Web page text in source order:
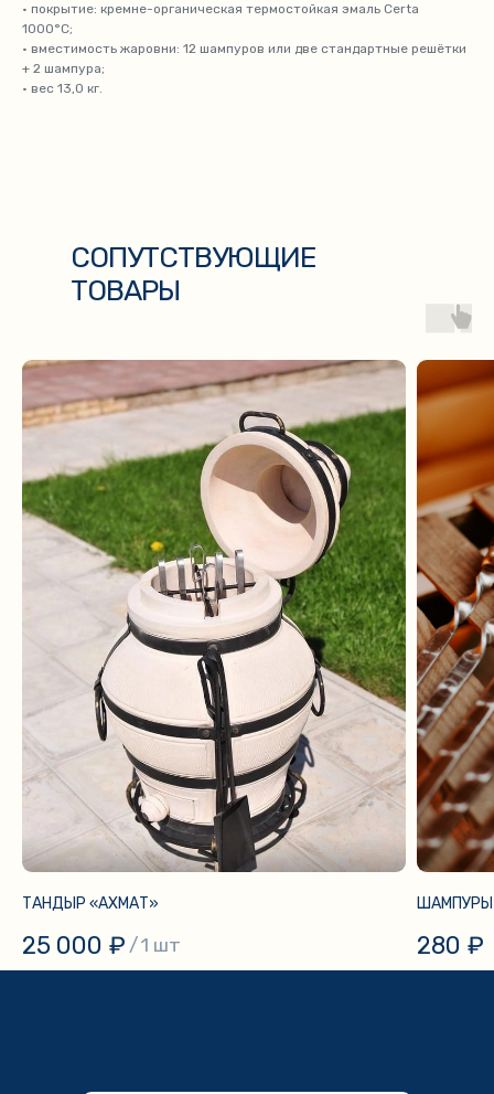
• покрытие: кремне-органическая термостойкая эмаль Certa
1000°С;
• вместимость жаровни: 12 шампуров или две стандартные решётки
+ 2 шампура;
• вес 13,0 кг.
СОПУТСТВУЮЩИЕ
ТОВАРЫ
ТАНДЫР «АХМАТ»
25 000 ₽ /1 шт
ШАМПУРЫ
280 ₽